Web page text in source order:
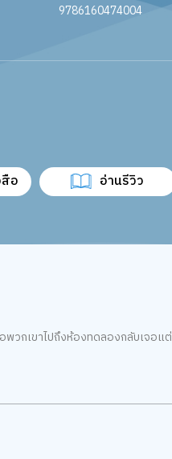
9786160474004
อ อ่านรีวิว
กเขาไปถึงห้องทดลองกลับเจอแ